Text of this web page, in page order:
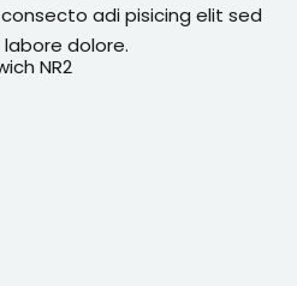
adi pisicing elit sed
dolore.
NR2